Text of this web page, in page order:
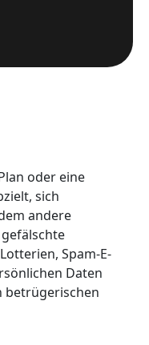
oder eine
sich
andere
Spam-E-
Daten
betrügerischen